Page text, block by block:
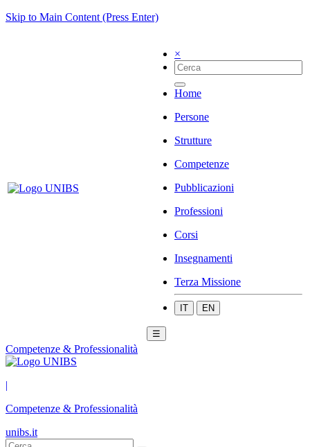
Skip to Main Content (Press Enter)
×
Home
Persone
Strutture
Competenze
Pubblicazioni
Professioni
Corsi
Insegnamenti
Terza Missione
IT EN
☰
Competenze & Professionalità
|
Competenze & Professionalità
unibs.it